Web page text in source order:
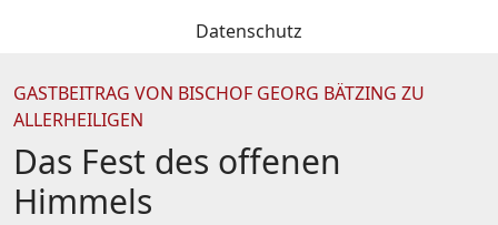
Datenschutz
GASTBEITRAG VON BISCHOF GEORG BÄTZING ZU
ALLERHEILIGEN
Das Fest des offenen
Himmels